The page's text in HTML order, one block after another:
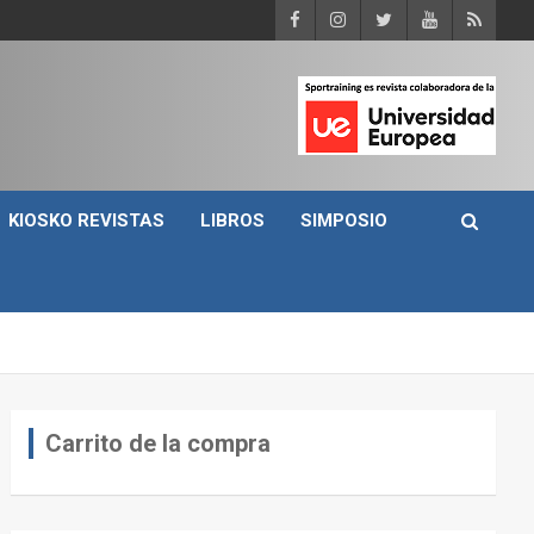
KIOSKO REVISTAS LIBROS SIMPOSIO
Carrito de la compra